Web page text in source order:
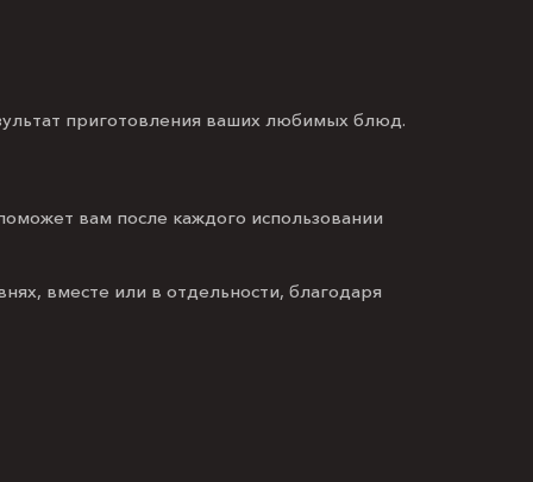
приготовления ваших любимых блюд.
вам после каждого использовании
вместе или в отдельности, благодаря